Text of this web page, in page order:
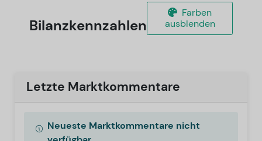
Bilanzkennzahlen
Farben
ausblenden
Letzte Marktkommentare
Neueste Marktkommentare nicht